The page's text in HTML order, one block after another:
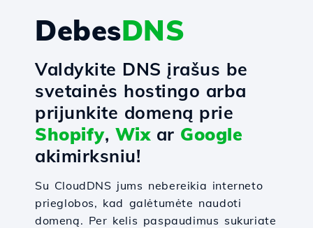
DebesDNS
Valdykite DNS įrašus be
svetainės hostingo arba
prijunkite domeną prie
Shopify, Wixar Google
akimirksniu!
Su CloudDNS jums nebereikia interneto
prieglobos, kad galėtumėte naudoti
domeną. Per kelis paspaudimus sukuriate